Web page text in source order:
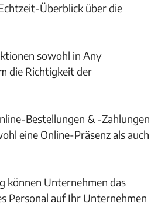
Überblick über die
sowohl in Any
die Richtigkeit der
Bestellungen & -Zahlungen
eine Online-Präsenz als auch
können Unternehmen das
Personal auf Ihr Unternehmen